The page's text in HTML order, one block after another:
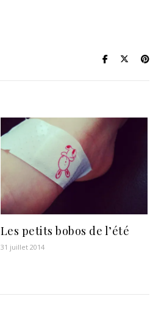
Les petits bobos de l’été
31 juillet 2014